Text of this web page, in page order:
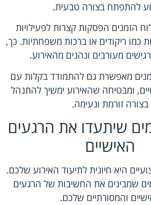
להתפתח בצורה טבעית.
הזמנים הפסקות קצרות לפעילויות
כמו ריקודים או ברכות משפחתיות. כך,
מעורבים ונהנים מהאירוע.
מאפשרת גם להתמודד בקלות עם
ומבטיחה שהאירוע ימשיך להתנהל
בצורה זורמת ונעימה.
שיתעדו את הרגעים
האישיים
היא חיונית לתיעוד האירוע שלכם.
שמבינים את החשיבות של הרגעים
והמסורתיים שלכם.